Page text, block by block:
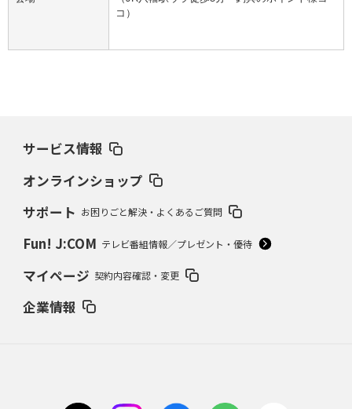
コ）
サービス情報
オンラインショップ
サポート お困りごと解決・よくあるご質問
Fun! J:COM テレビ番組情報／プレゼント・優待
マイページ 契約内容確認・変更
企業情報